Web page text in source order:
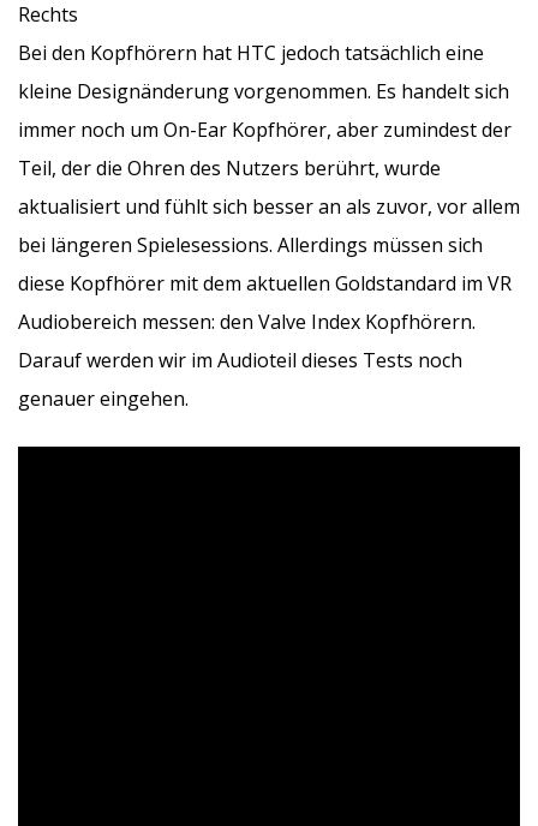
Rechts
Bei den Kopfhörern hat HTC jedoch tatsächlich eine
kleine Designänderung vorgenommen. Es handelt sich
immer noch um On-Ear Kopfhörer, aber zumindest der
Teil, der die Ohren des Nutzers berührt, wurde
aktualisiert und fühlt sich besser an als zuvor, vor allem
bei längeren Spielesessions. Allerdings müssen sich
diese Kopfhörer mit dem aktuellen Goldstandard im VR
Audiobereich messen: den Valve Index Kopfhörern.
Darauf werden wir im Audioteil dieses Tests noch
genauer eingehen.